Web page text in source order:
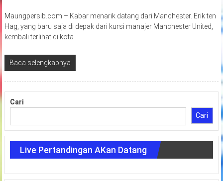
Maungpersib.com – Kabar menarik datang dari Manchester. Erik ten
Hag, yang baru saja di depak dari kursi manajer Manchester United,
kembali terlihat di kota
Baca selengkapnya
Cari
Cari
Live Pertandingan AKan Datang